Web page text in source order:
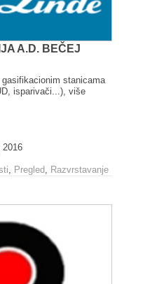
A.D. BEČEJ
stanicama
isparivači...), više
2016
, Pregled, Razvrstavanje